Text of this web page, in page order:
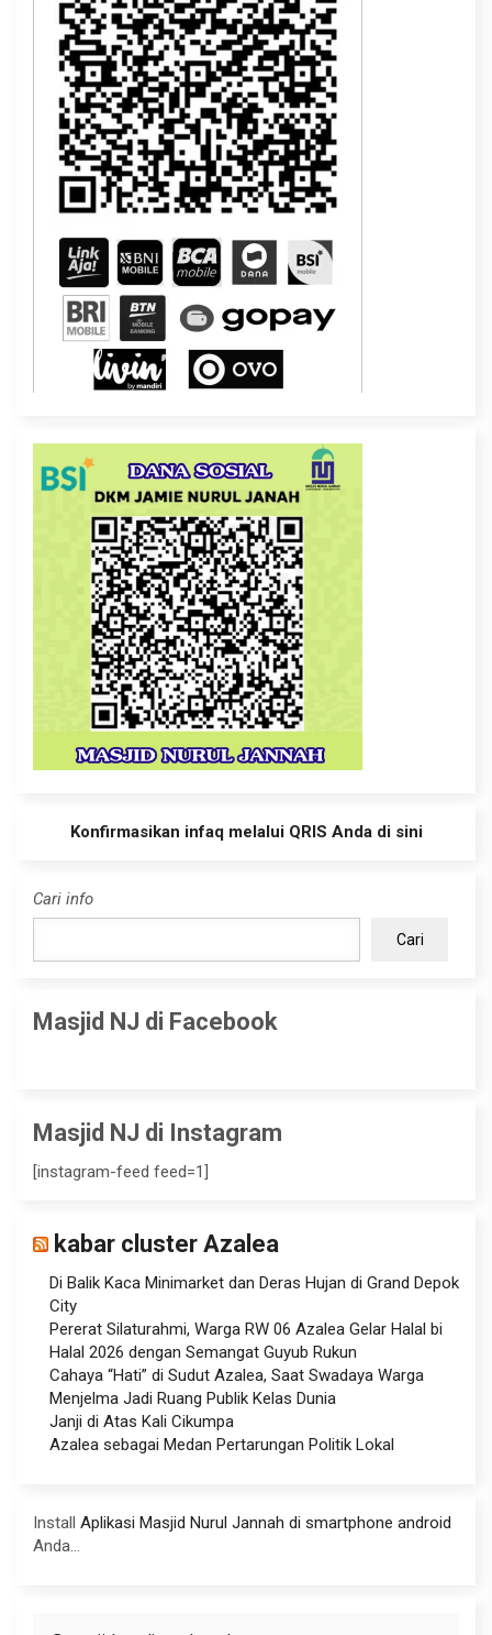
Konfirmasikan infaq melalui QRIS Anda di sini
Cari info
Cari
Masjid NJ di Facebook
Masjid NJ di Instagram
[instagram-feed feed=1]
kabar cluster Azalea
Di Balik Kaca Minimarket dan Deras Hujan di Grand Depok
City
Pererat Silaturahmi, Warga RW 06 Azalea Gelar Halal bi
Halal 2026 dengan Semangat Guyub Rukun
Cahaya “Hati” di Sudut Azalea, Saat Swadaya Warga
Menjelma Jadi Ruang Publik Kelas Dunia
Janji di Atas Kali Cikumpa
Azalea sebagai Medan Pertarungan Politik Lokal
Install Aplikasi Masjid Nurul Jannah di smartphone android
Anda...